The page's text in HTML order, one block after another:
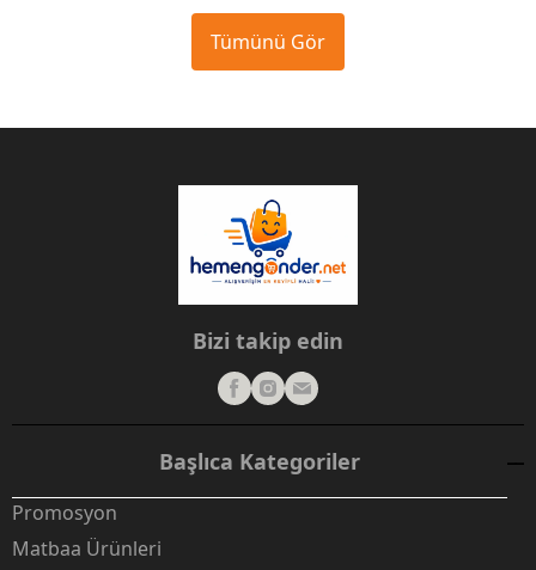
Tümünü Gör
Bizi takip edin
Başlıca Kategoriler
Promosyon
Matbaa Ürünleri